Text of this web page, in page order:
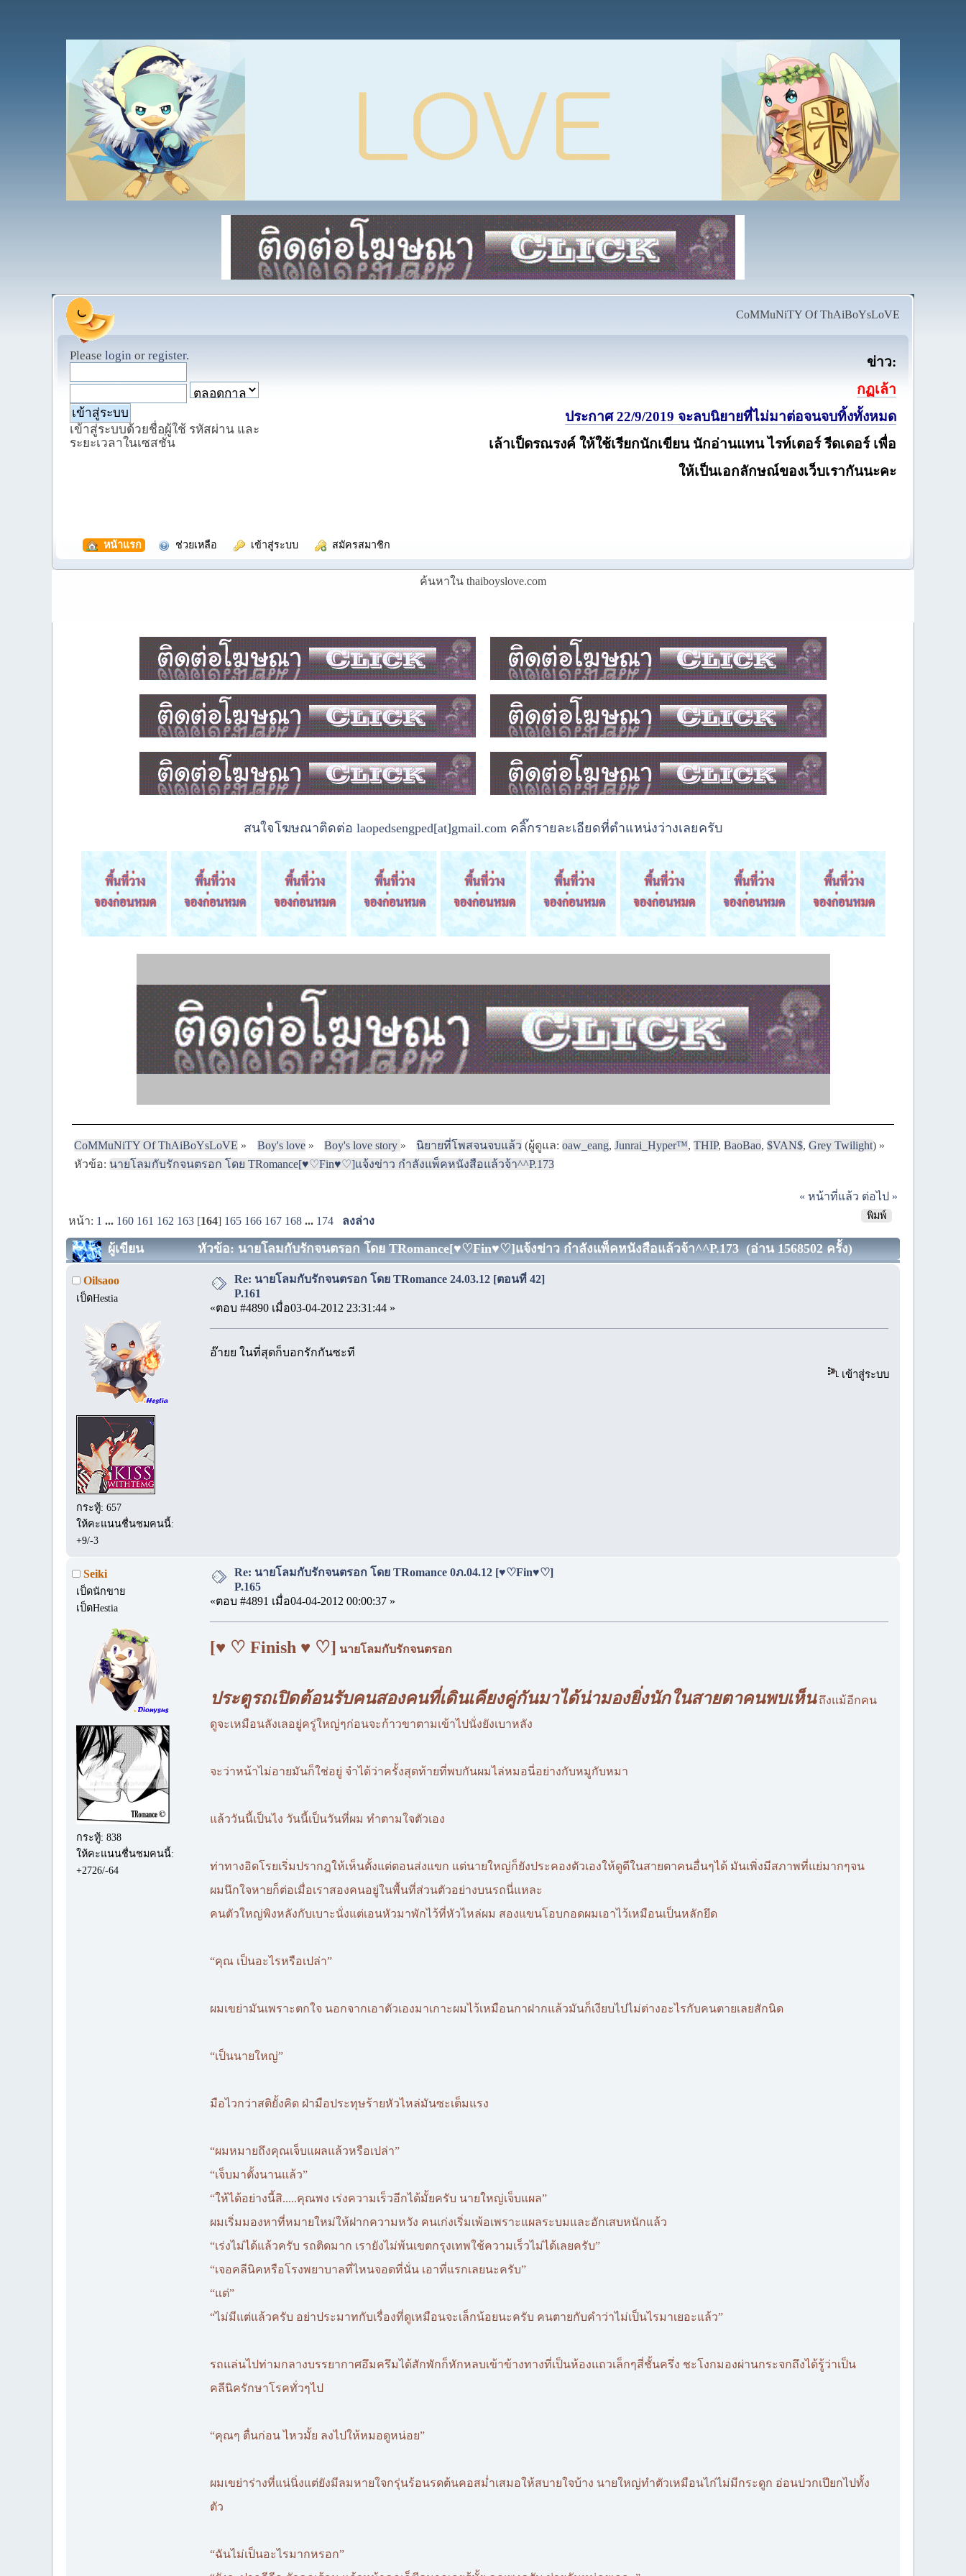
CoMMuNiTY Of ThAiBoYsLoVE
Please login or register.
เข้าสู่ระบบด้วยชื่อผู้ใช้ รหัสผ่าน และ
ระยะเวลาในเซสชั่น
ข่าว:
กฏเล้า
ประกาศ 22/9/2019 จะลบนิยายที่ไม่มาต่อจนจบทิ้งทั้งหมด
เล้าเป็ดรณรงค์ ให้ใช้เรียกนักเขียน นักอ่านแทน ไรท์เตอร์ รีดเดอร์ เพื่อ
ให้เป็นเอกลักษณ์ของเว็บเรากันนะคะ
หน้าแรก ช่วยเหลือ เข้าสู่ระบบ สมัครสมาชิก
ค้นหาใน thaiboyslove.com
สนใจโฆษณาติดต่อ laopedsengped[at]gmail.com คลิ๊กรายละเอียดที่ตำแหน่งว่างเลยครับ
CoMMuNiTY Of ThAiBoYsLoVE » Boy's love» Boy's love story » นิยายที่โพสจนจบแล้ว (ผู้ดูแล:oaw_eang,Junrai_Hyper™,THIP,BaoBao,$VAN$,Grey Twilight) »
หัวข้อ:นายโลมกับรักจนตรอก โดย TRomance[♥♡Fin♥♡]แจ้งข่าว กำลังแพ็คหนังสือแล้วจ้า^^P.173
« หน้าที่แล้ว ต่อไป »
พิมพ์
หน้า: 1 ... 160 161 162 163 [164] 165 166 167 168 ... 174 ลงล่าง
ผู้เขียน หัวข้อ: นายโลมกับรักจนตรอก โดย TRomance[♥♡Fin♥♡]แจ้งข่าว กำลังแพ็คหนังสือแล้วจ้า^^P.173 (อ่าน 1568502 ครั้ง)
Oilsaoo
เป็ดHestia
กระทู้: 657
ให้คะแนนชื่นชมคนนี้:
+9/-3
Re: นายโลมกับรักจนตรอก โดย TRomance 24.03.12 [ตอนที่ 42]
P.161
«ตอบ #4890 เมื่อ03-04-2012 23:31:44 »
อ๊ายย ในที่สุดก็บอกรักกันซะที
เข้าสู่ระบบ
Seiki
เป็ดนักขาย
เป็ดHestia
กระทู้: 838
ให้คะแนนชื่นชมคนนี้:
+2726/-64
Re: นายโลมกับรักจนตรอก โดย TRomance 0ภ.04.12 [♥♡Fin♥♡]
P.165
«ตอบ #4891 เมื่อ04-04-2012 00:00:37 »
[♥ ♡ Finish ♥ ♡] นายโลมกับรักจนตรอก
ประตูรถเปิดต้อนรับคนสองคนที่เดินเคียงคู่กันมาได้น่ามองยิ่งนักในสายตาคนพบเห็นถึงแม้อีกคน
ดูจะเหมือนลังเลอยู่ครู่ใหญ่ๆก่อนจะก้าวขาตามเข้าไปนั่งยังเบาหลัง
จะว่าหน้าไม่อายมันก็ใช่อยู่ จำได้ว่าครั้งสุดท้ายที่พบกันผมไล่หมอนี่อย่างกับหมูกับหมา
แล้ววันนี้เป็นไง วันนี้เป็นวันที่ผม ทำตามใจตัวเอง
ท่าทางอิดโรยเริ่มปรากฎให้เห็นตั้งแต่ตอนส่งแขก แต่นายใหญ่ก็ยังประคองตัวเองให้ดูดีในสายตาคนอื่นๆได้ มันเพิ่งมีสภาพที่แย่มากๆจน
ผมนึกใจหายก็ต่อเมื่อเราสองคนอยู่ในพื้นที่ส่วนตัวอย่างบนรถนี่แหละ
คนตัวใหญ่พิงหลังกับเบาะนั่งแต่เอนหัวมาพักไว้ที่หัวไหล่ผม สองแขนโอบกอดผมเอาไว้เหมือนเป็นหลักยึด
“คุณ เป็นอะไรหรือเปล่า”
ผมเขย่ามันเพราะตกใจ นอกจากเอาตัวเองมาเกาะผมไว้เหมือนกาฝากแล้วมันก็เงียบไปไม่ต่างอะไรกับคนตายเลยสักนิด
“เป็นนายใหญ่”
มือไวกว่าสติยั้งคิด ฝ่ามือประทุษร้ายหัวไหล่มันซะเต็มแรง
“ผมหมายถึงคุณเจ็บแผลแล้วหรือเปล่า”
“เจ็บมาตั้งนานแล้ว”
“ให้ได้อย่างนี้สิ.....คุณพง เร่งความเร็วอีกได้มั้ยครับ นายใหญ่เจ็บแผล”
ผมเริ่มมองหาที่หมายใหม่ให้ฝากความหวัง คนเก่งเริ่มเพ้อเพราะแผลระบมและอักเสบหนักแล้ว
“เร่งไม่ได้แล้วครับ รถติดมาก เรายังไม่พ้นเขตกรุงเทพใช้ความเร็วไม่ได้เลยครับ”
“เจอคลีนิคหรือโรงพยาบาลที่ไหนจอดที่นั่น เอาที่แรกเลยนะครับ”
“แต่”
“ไม่มีแต่แล้วครับ อย่าประมาทกับเรื่องที่ดูเหมือนจะเล็กน้อยนะครับ คนตายกับคำว่าไม่เป็นไรมาเยอะแล้ว”
รถแล่นไปท่ามกลางบรรยากาศอึมครึมได้สักพักก็หักหลบเข้าข้างทางที่เป็นห้องแถวเล็กๆสี่ชั้นครึ่ง ชะโงกมองผ่านกระจกถึงได้รู้ว่าเป็น
คลีนิครักษาโรคทั่วๆไป
“คุณๆ ตื่นก่อน ไหวมั้ย ลงไปให้หมอดูหน่อย”
ผมเขย่าร่างที่แน่นิ่งแต่ยังมีลมหายใจกรุ่นร้อนรดต้นคอสม่ำเสมอให้สบายใจบ้าง นายใหญ่ทำตัวเหมือนไก่ไม่มีกระดูก อ่อนปวกเปียกไปทั้ง
ตัว
“ฉันไม่เป็นอะไรมากหรอก”